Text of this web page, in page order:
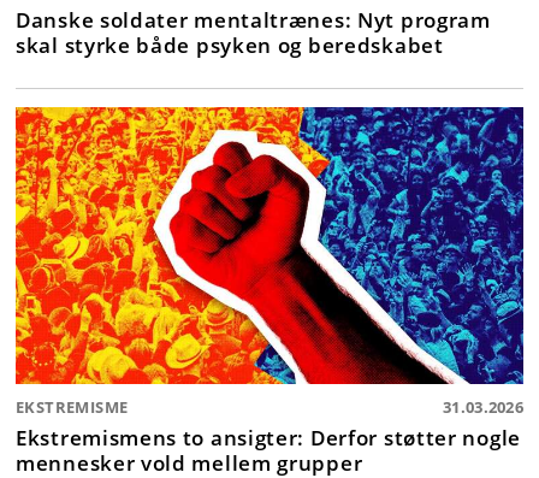
Danske soldater mentaltrænes: Nyt program
skal styrke både psyken og beredskabet
EKSTREMISME 31.03.2026
Ekstremismens to ansigter: Derfor støtter nogle
mennesker vold mellem grupper